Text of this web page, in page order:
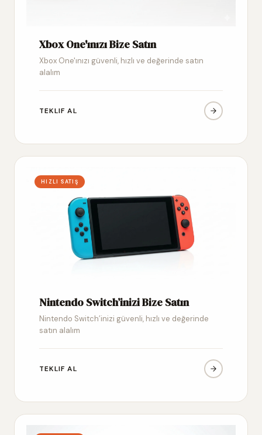
Xbox One'ınızı Bize Satın
Xbox One'ınızı güvenli, hızlı ve değerinde satın
alalım
TEKLIF AL
HIZLI SATIŞ
Nintendo Switch’inizi Bize Satın
Nintendo Switch’inizi güvenli, hızlı ve değerinde
satın alalım
TEKLIF AL